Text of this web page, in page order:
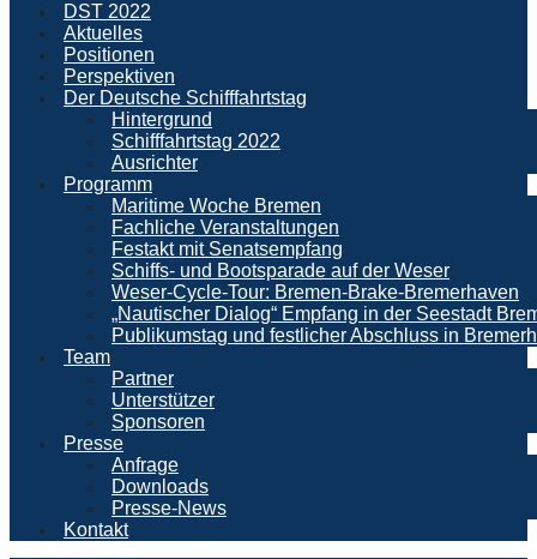
DST 2022
Aktuelles
Positionen
Perspektiven
Der Deutsche Schifffahrtstag
Hintergrund
Schifffahrtstag 2022
Ausrichter
Programm
Maritime Woche Bremen
Fachliche Veranstaltungen
Festakt mit Senatsempfang
Schiffs- und Bootsparade auf der Weser
Weser-Cycle-Tour: Bremen-Brake-Bremerhaven
„Nautischer Dialog“ Empfang in der Seestadt
Publikumstag und festlicher Abschluss in
Team
Partner
Unterstützer
Sponsoren
Presse
Anfrage
Downloads
Presse-News
Kontakt